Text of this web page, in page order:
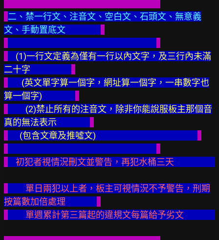
二、禁一行文、注音文、空白文、石頭文、無意義
文、手動置底文
(1)一行文定義為僅有一行以內文字，及三行內未滿
二十字
(英文單字算一個字，網址算一個字，一串數字也
算一個字)
(2)禁止所有的注音文，除非你能說服板主那個音
真的無法表示
(包含文章及推噓文)
初犯者視情況刪文並警告，再犯水桶三天
單日兩犯以上者，板主可視情況不予警告，刑期
按篇數加倍處理
單週累計第三篇起的違規文每篇給予劣文